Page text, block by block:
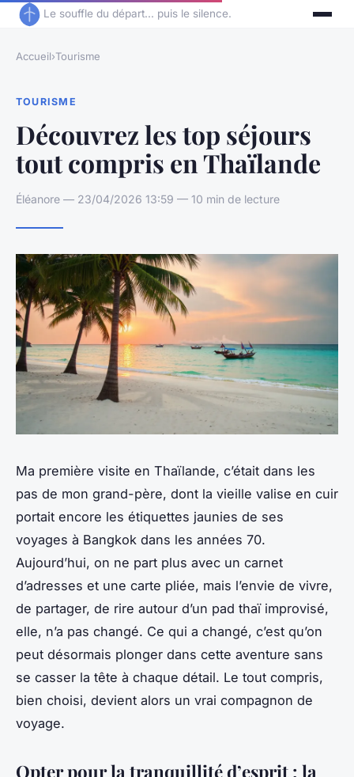
Le souffle du départ... puis le silence.
Accueil›Tourisme
TOURISME
Découvrez les top séjours
tout compris en Thaïlande
Éléanore — 23/04/2026 13:59 — 10 min de lecture
Ma première visite en Thaïlande, c’était dans les
pas de mon grand-père, dont la vieille valise en cuir
portait encore les étiquettes jaunies de ses
voyages à Bangkok dans les années 70.
Aujourd’hui, on ne part plus avec un carnet
d’adresses et une carte pliée, mais l’envie de vivre,
de partager, de rire autour d’un pad thaï improvisé,
elle, n’a pas changé. Ce qui a changé, c’est qu’on
peut désormais plonger dans cette aventure sans
se casser la tête à chaque détail. Le tout compris,
bien choisi, devient alors un vrai compagnon de
voyage.
Opter pour la tranquillité d’esprit : la